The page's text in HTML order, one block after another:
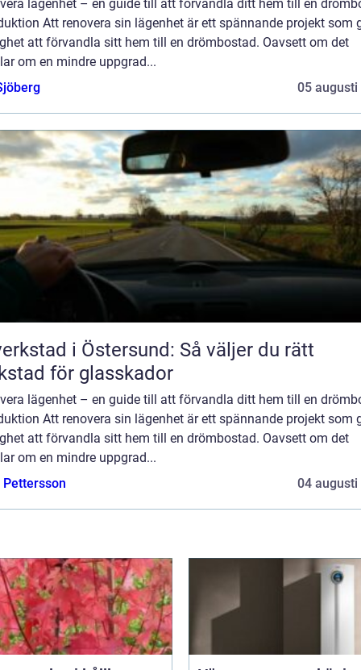
lägenhet – en guide till att förvandla ditt hem till en
Att renovera sin lägenhet är ett spännande projekt som
att förvandla sitt hem till en drömbostad. Oavsett om det
om en mindre uppgrad...
05 augusti
i Östersund: Så väljer du rätt
för glasskador
lägenhet – en guide till att förvandla ditt hem till en
Att renovera sin lägenhet är ett spännande projekt som
att förvandla sitt hem till en drömbostad. Oavsett om det
om en mindre uppgrad...
04 augusti